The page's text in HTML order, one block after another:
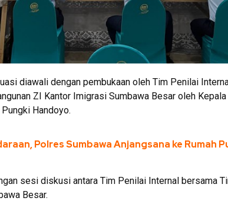
diawali dengan pembukaan oleh Tim Penilai
ZI Kantor Imigrasi Sumbawa Besar oleh
Handoyo.
Polres Sumbawa Anjangsana ke Rumah
sesi diskusi antara Tim Penilai Internal bersama
Besar.